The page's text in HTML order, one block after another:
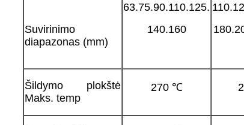
Suvirinimo
diapazonas (mm)
63.75.90.110.125.
140.160
Šildymo plokštė
Maks. temp
270 ℃